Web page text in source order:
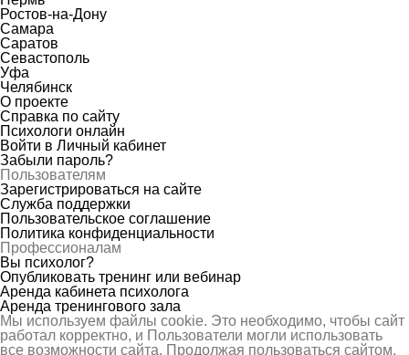
Ростов-на-Дону
Самара
Саратов
Севастополь
Уфа
Челябинск
О проекте
Справка по сайту
Психологи онлайн
Войти в Личный кабинет
Забыли пароль?
Пользователям
Зарегистрироваться на сайте
Служба поддержки
Пользовательское соглашение
Политика конфиденциальности
Профессионалам
Вы психолог?
Опубликовать тренинг или вебинар
Аренда кабинета психолога
Аренда тренингового зала
Мы используем файлы cookie. Это необходимо, чтобы сайт
работал корректно, и Пользователи могли использовать
все возможности сайта. Продолжая пользоваться сайтом,